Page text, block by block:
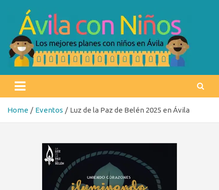
content
Ávila con niños
Home Eventos Luz de la Paz de Belén 2025 en Ávila